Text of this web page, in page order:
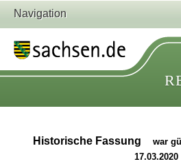
Navigation
Historische Fassung
war
17.03.2020